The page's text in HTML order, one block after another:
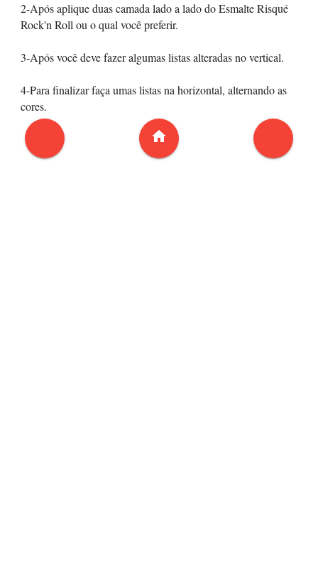
2-Após aplique duas camada lado a lado do Esmalte Risqué
Rock'n Roll ou o qual você preferir.
3-Após você deve fazer algumas listas alteradas no vertical.
4-Para finalizar faça umas listas na horizontal, alternando as
cores.